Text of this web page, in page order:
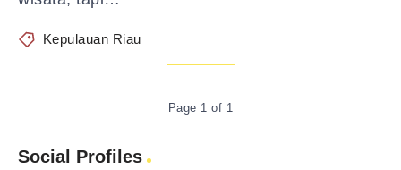
Kepulauan Riau
Page 1 of 1
Social Profiles